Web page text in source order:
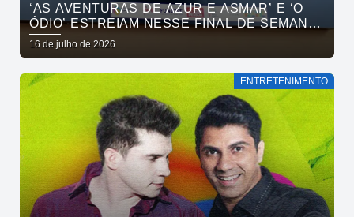
‘AS AVENTURAS DE AZUR E ASMAR’ E ‘O
ÓDIO’ ESTREIAM NESSE FINAL DE SEMANA
NO CINEMA PASSEIO
16 de julho de 2026
ENTRETENIMENTO